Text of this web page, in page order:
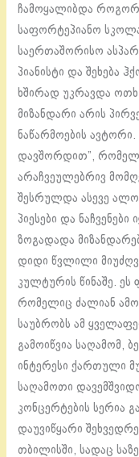
ჩამოყალიბდა
საფორტეპიანო
საერთაშორისო
პიანისტი და შეხება
ხშირად უკრავდა
მიზანდარი არის
ნაწარმოების ავტორი.
დავშორდით”,
არაჩვეულებრივ
შესრულდა ასევე
პიესები და
ზოგადადა
დიდი წვლილი
კულტურის წინაშე. ეს
რომელიც ძალიან
საუბრობს ამ
გამოიწვია საღამომ,
ინტერესი ქართული
საღამოთი
კონცერტების სერია
დაუვიწყარი
თბილისში, სადაც